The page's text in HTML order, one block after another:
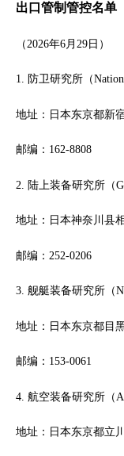
出口管制管控名单
（2026年6月29日）
1. 防卫研究所（
地址：日本东京都新
邮编：162-8808
2. 陆上装备研究所（
地址：日本神奈川县
邮编：252-0206
3. 舰艇装备研究所（
地址：日本东京都目
邮编：153-0061
4. 航空装备研究所（
地址：日本东京都立